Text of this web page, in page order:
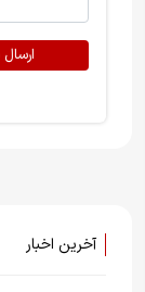
آخرین اخبار